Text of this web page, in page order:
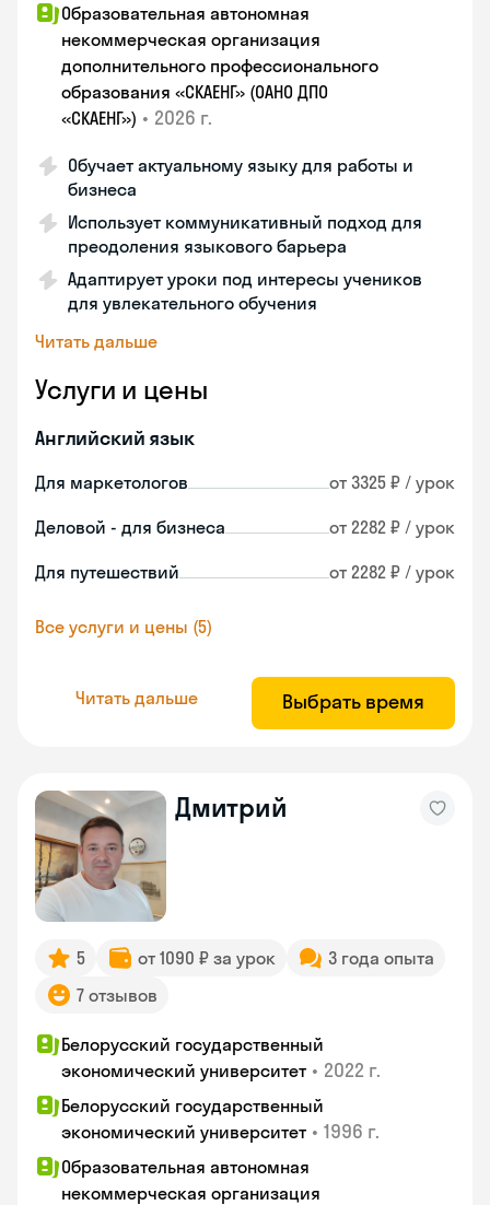
Образовательная автономная
некоммерческая организация
дополнительного профессионального
образования «СКАЕНГ» (ОАНО ДПО
«СКАЕНГ») • 2026 г.
Обучает актуальному языку для работы и
бизнеса
Использует коммуникативный подход для
преодоления языкового барьера
Адаптирует уроки под интересы учеников
для увлекательного обучения
Читать дальше
Услуги и цены
Английский язык
Для маркетологов от 3325 ₽ / урок
Деловой - для бизнеса от 2282 ₽ / урок
Для путешествий от 2282 ₽ / урок
Все услуги и цены (5)
Читать дальше Выбрать время
Дмитрий
5 от 1090 ₽ за урок
3 года опыта
7 отзывов
Белорусский государственный
экономический университет • 2022 г.
Белорусский государственный
экономический университет • 1996 г.
Образовательная автономная
некоммерческая организация